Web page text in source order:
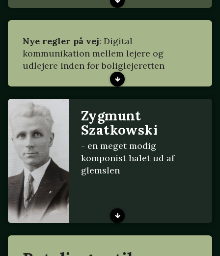
Nye regler på vej: Digital
kommunikation mellem lejere og
udlejere inden for boliglejeretten
Zygmunt
Szatkowski
- en meget modig
komponist halet ud af
glemslen